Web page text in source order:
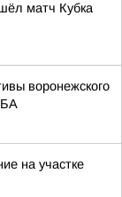
матч Кубка
воронежского
на участке